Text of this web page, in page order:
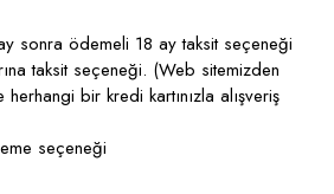
sonra ödemeli 18 ay taksit seçeneği
taksit seçeneği. (Web sitemizden
bir kredi kartınızla alışveriş
seçeneği